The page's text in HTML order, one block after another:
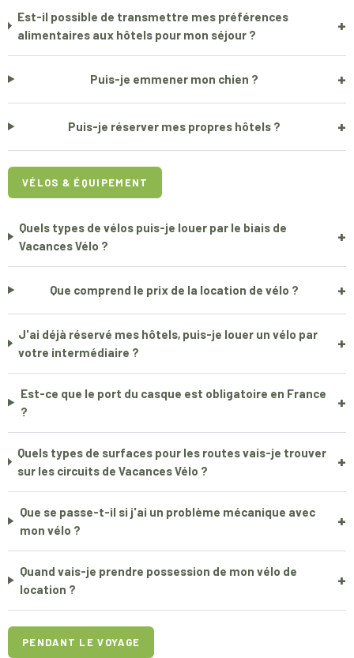
Est-il possible de transmettre mes préférences
alimentaires aux hôtels pour mon séjour ?
+
Puis-je emmener mon chien ? +
Puis-je réserver mes propres hôtels ? +
VÉLOS & ÉQUIPEMENT
Quels types de vélos puis-je louer par le biais de
Vacances Vélo ?
+
Que comprend le prix de la location de vélo ? +
J'ai déjà réservé mes hôtels, puis-je louer un vélo par
votre intermédiaire ?
+
Est-ce que le port du casque est obligatoire en France
?
+
Quels types de surfaces pour les routes vais-je trouver
sur les circuits de Vacances Vélo ?
+
Que se passe-t-il si j'ai un problème mécanique avec
mon vélo ?
+
Quand vais-je prendre possession de mon vélo de
location ?
+
PENDANT LE VOYAGE